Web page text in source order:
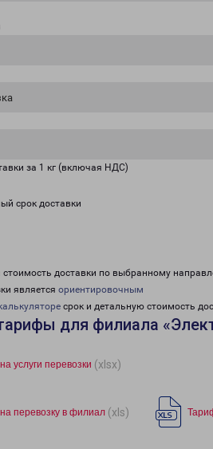
за 1 кг (включая НДС)
срок доставки
доставки по выбранному
является ориентировочным
срок и детальную стоимость
для филиала
услуги перевозки (xlsx)
перевозку в филиал (xls)